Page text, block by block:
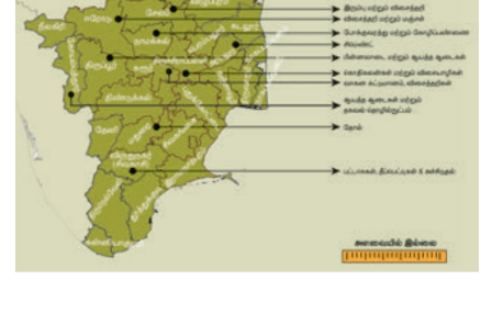
பட்டாசு,தீப்பெட்டி மற்றும் அச்சிடுதல் தொகுப்பு
தீப்பெட்டி உற்பத்தித் தொழிற்சாலையில் புகழ்பெற்று
பகுதியானது தற்பொழுது பட்டாசு மற்றும் அச்சிடும் தொழிலில்
நகரமாகத் திகழ்கிறது. இந்தியா90%பட்டாசு உற்பத்தி
தீப்பெட்டி உற்பத்தி மற்றும்60%
அச்சுப்பணி தேர்வுகளுக்கு
இதனையே சார்ந்துள்ளது. அச்சிடும் தொழிற்சாலை
பணிகளில் தனித்துவம் பெற்று மேலோங்கி
காலத்தில் தொடங்கப்பட்ட இத்தொழிலானது தற்பொழுது
வாய்ப்பை அளிக்கிறது.